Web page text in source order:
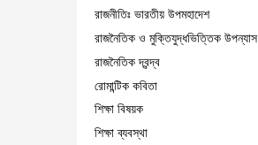
রাজনীতিঃ ভারতীয় উপমহাদেশ
রাজনৈতিক ও মুক্তিযুদ্ধভিত্তিক উপন্যাস
রাজনৈতিক দ্বন্দ্ব
রোমান্টিক কবিতা
শিক্ষা বিষয়ক
শিক্ষা ব্যবস্থা